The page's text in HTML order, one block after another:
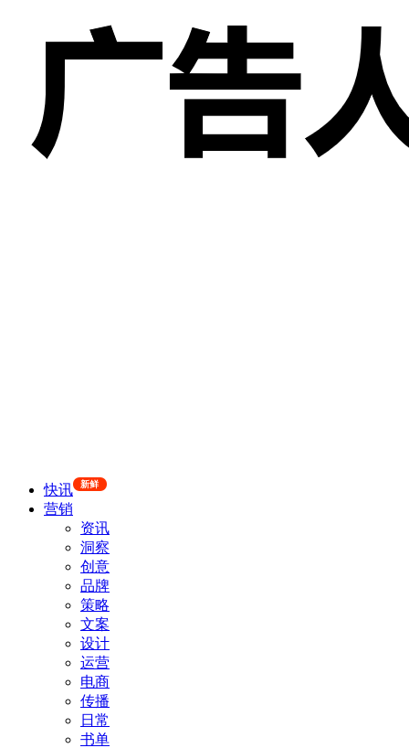
快讯 新鲜
营销
资讯
洞察
创意
品牌
策略
文案
设计
运营
电商
传播
日常
书单